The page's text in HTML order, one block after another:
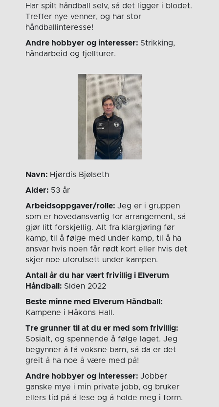
Har spilt håndball selv, så det ligger i blodet.
Treffer nye venner, og har stor
håndballinteresse!
Andre hobbyer og interesser: Strikking,
håndarbeid og fjellturer.
Navn: Hjørdis Bjølseth
Alder: 53 år
Arbeidsoppgaver/rolle:Jeg er i gruppen
som er hovedansvarlig for arrangement, så
gjør litt forskjellig. Alt fra klargjøring før
kamp, til å følge med under kamp, til å ha
ansvar hvis noen får rødt kort eller hvis det
skjer noe uforutsett under kampen.
Antall år du har vært frivillig i Elverum
Håndball: Siden 2022
Beste minne med Elverum Håndball:
Kampene i Håkons Hall.
Tre grunner til at du er med som frivillig:
Sosialt, og spennende å følge laget. Jeg
begynner å få voksne barn, så da er det
greit å ha noe å være med på!
Andre hobbyer og interesser:Jobber
ganske mye i min private jobb, og bruker
ellers tid på å lese og å holde meg i form.